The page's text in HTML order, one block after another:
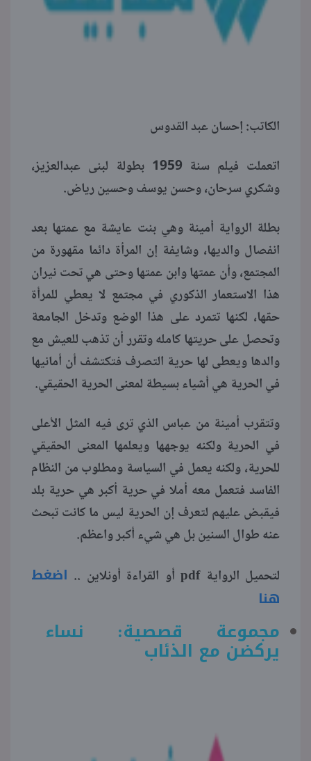
الكاتب: إحسان عبد القدوس
اتعملت فيلم سنة 1959 بطولة لبنى عبدالعزيز،
وشكري سرحان، وحسن يوسف وحسين رياض.
بطلة الرواية أمينة وهي بنت عايشة مع عمتها بعد
انفصال والديها، وشايفة إن المرأة دائما مقهورة من
المجتمع، وأن عمتها وابن عمتها وحتى هي تحت نيران
هذا الاستعمار الذكوري في مجتمع لا يعطي للمرأة
حقها، لكنها تتمرد على هذا الوضع وتدخل الجامعة
وتحصل على حريتها كامله وتقرر أن تذهب للعيش مع
والدها ويعطى لها حرية التصرف فتكتشف أن أمانيها
في الحرية هي أشياء بسيطة لمعنى الحرية الحقيقي.
وتتقرب أمينة من عباس الذي ترى فيه المثل الأعلى
في الحرية ولكنه يوجهها ويعلمها المعنى الحقيقي
للحرية، ولكنه يعمل في السياسة ومطلوب من النظام
الفاسد فتعمل معه أملا في حرية أكبر هي حرية بلد
فيقبض عليهم لتعرف إن الحرية ليس ما كانت تبحث
عنه طوال السنين بل هي شيء أكبر واعظم.
لتحميل الرواية pdf أو القراءة أونلاين ..
اضغط
هنا
مجموعة قصصية: نساء
يركضن مع الذئاب